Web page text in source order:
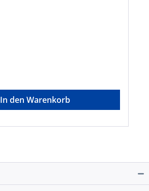
In den Warenkorb